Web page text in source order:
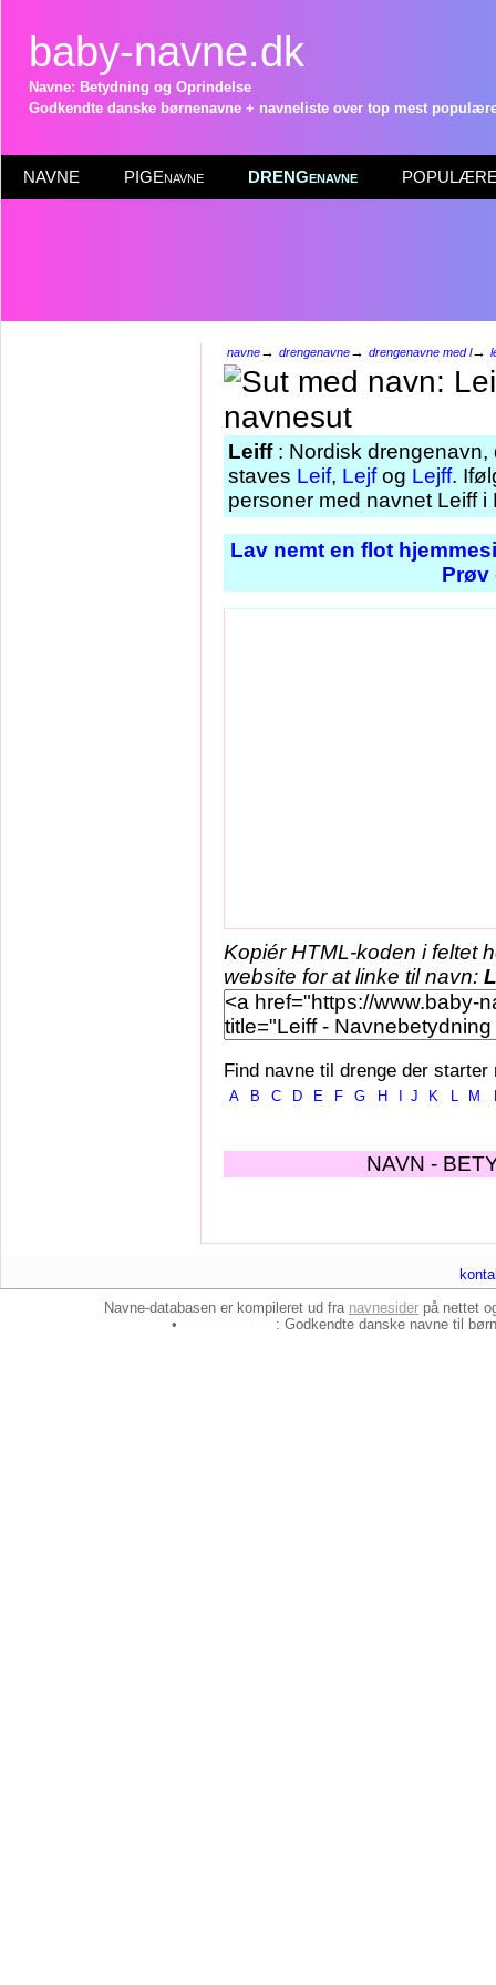
baby-navne.dk
Navne: Betydning og Oprindelse
Godkendte danske børnenavne + navneliste over top mest
NAVNE PIGEnavne DRENGenavne POPULÆRE
navne→ drengenavne→ drengenavne med l→
Leiff: Nordisk drengenavn,
staves Leif, Lejfog Lejff.
personer med navnet Leiff
Lav nemt en flot
Prøv
Kopiér HTML-koden i feltet
website for at linke til navn:
Find navne til drenge der starter
A B C D E F G H J K L M
NAVN -
Navne-databasen er kompileret ud fra navnesider på nettet
•
: Godkendte danske navne til børn